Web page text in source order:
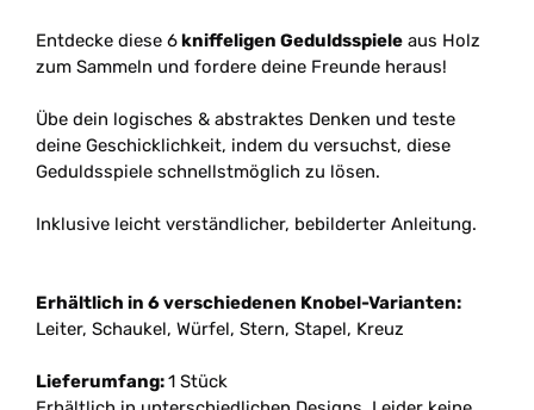
Entdecke diese 6kniffeligen Geduldsspiele aus Holz
zum Sammeln und fordere deine Freunde heraus!
Übe dein logisches & abstraktes Denken und teste
deine Geschicklichkeit, indem du versuchst, diese
Geduldsspiele schnellstmöglich zu lösen.
Inklusive leicht verständlicher, bebilderter Anleitung.
Erhältlich in 6 verschiedenen Knobel-Varianten:
Leiter, Schaukel, Würfel, Stern, Stapel, Kreuz
Lieferumfang:1 Stück